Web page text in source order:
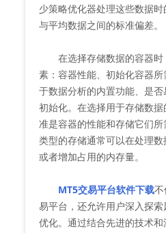
少策略优化器处理这些数据
与平均数据之间的标准偏差。
在选择存储数据的容器时
素：容器性能、初始化容器
于数据分析的内置功能、是
初始化。在选择用于存储数
准是容器的性能和存储它们
类型的存储通常可以在处理数
或者增加占用的内存量。
MT5交易平台软件下载不
易平台，还允许用户深入探
优化。通过结合先进的技术